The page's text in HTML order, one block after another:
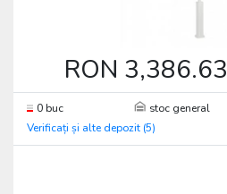
RON 3,386.63
0 buc
stoc general
Verificați și alte depozit (5)